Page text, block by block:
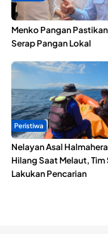
SPPG di Maluku Utara
Menko Pangan
Serap Pangan Lokal
Peristiwa
Nelayan Asal
Hilang Saat Melaut, Tim
Lakukan Pencarian